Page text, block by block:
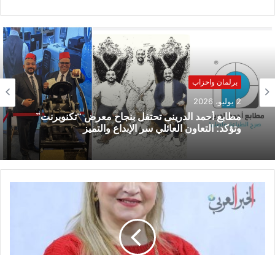
برلمان واحزاب
2 يوليو، 2026
مطابع أحمد الدرينى تحتفل بنجاح معرض “تكنوبرنت”
وتؤكد: التعاون العائلي سر الإبداع والتميز